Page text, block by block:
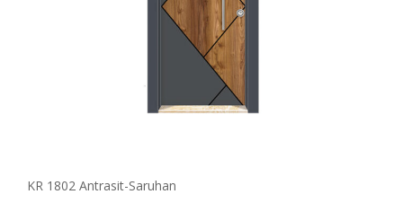
KR 1802 Antrasit-Saruhan